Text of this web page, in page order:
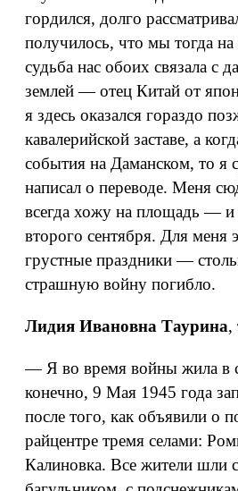
гордился, долго
получилось, что мы тогда
судьба нас обоих связала с
землей — отец Китай от
я здесь оказался гораздо
кавалерийской заставе, а
события на Даманском, то я
написал о переводе. Меня
всегда хожу на площадь — и
второго сентября. Для меня
грустные праздники —
страшную войну погибло.
Лидия Ивановна Таурина,
— Я во время войны жила в
конечно, 9 Мая 1945 года
после того, как объявили о
райцентре тремя селами:
Калиновка. Все жители шли